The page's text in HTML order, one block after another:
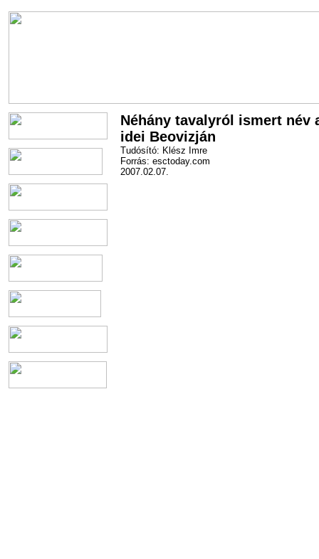
Néhány tavalyról ismert név
idei Beovizján
Tudósító: Klész Imre
Forrás: esctoday.com
2007.02.07.